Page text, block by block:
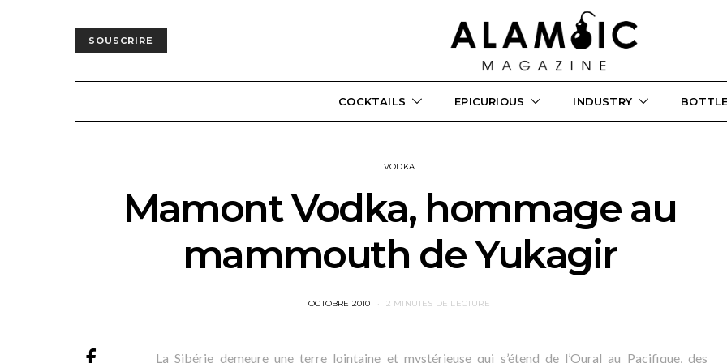
SOUSCRIRE
COCKTAILS EPICURIOUS INDUSTRY
VODKA
Mamont Vodka, hommage au
mammouth de Yukagir
POSTED
OCTOBRE 2010 2 MINUTES DE LECTURE
La Sibérie demeure une terre lointaine et mystérieuse qui s’étend de l’Oural au Pacifique, des